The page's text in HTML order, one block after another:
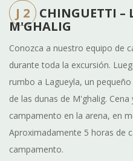
J 2
CHINGUETTI –
M'GHALIG
Conozca a nuestro equipo de
durante toda la excursión.
rumbo a Lagueyla, un
de las dunas de M'ghalig.
campamento en la arena, en
Aproximadamente 5 horas de
campamento.